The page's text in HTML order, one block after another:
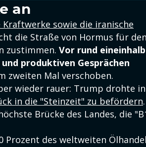
an
Kraftwerke sowie die iranische
die Straße von Hormus für
zustimmen. Vor rund eineinhalb
produktiven Gesprächen
zweiten Mal verschoben.
wieder rauer: Trump drohte in
in die "Steinzeit" zu befördern.
Brücke des Landes, die
Prozent des weltweiten